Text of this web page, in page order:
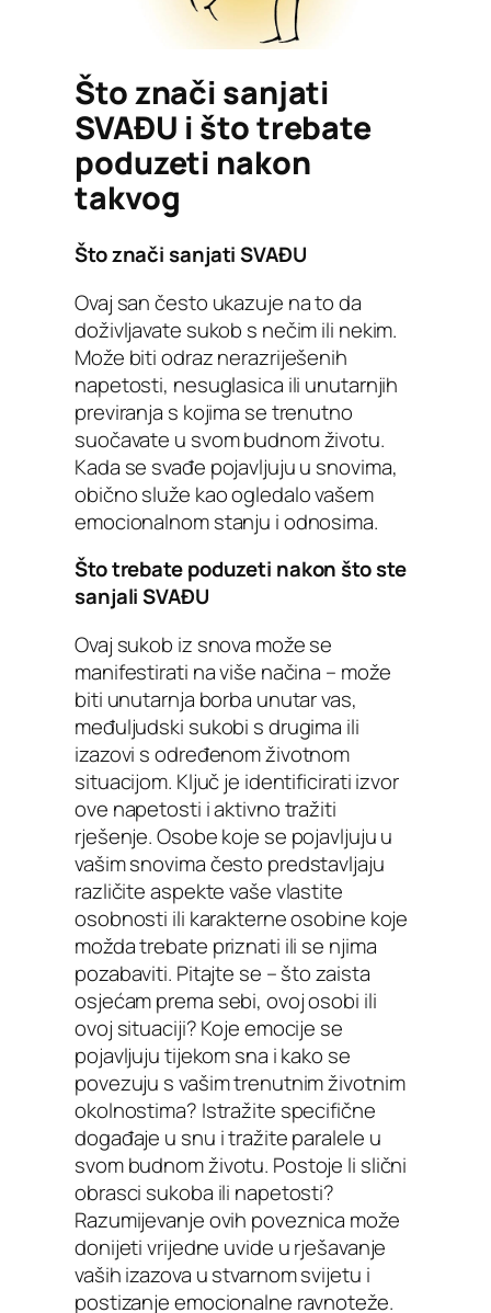
Što znači sanjati
SVAĐU i što trebate
poduzeti nakon
takvog
Što znači sanjati SVAĐU
Ovaj san često ukazuje na to da
doživljavate sukob s nečim ili nekim.
Može biti odraz nerazriješenih
napetosti, nesuglasica ili unutarnjih
previranja s kojima se trenutno
suočavate u svom budnom životu.
Kada se svađe pojavljuju u snovima,
obično služe kao ogledalo vašem
emocionalnom stanju i odnosima.
Što trebate poduzeti nakon što ste
sanjali SVAĐU
Ovaj sukob iz snova može se
manifestirati na više načina – može
biti unutarnja borba unutar vas,
međuljudski sukobi s drugima ili
izazovi s određenom životnom
situacijom. Ključ je identificirati izvor
ove napetosti i aktivno tražiti
rješenje. Osobe koje se pojavljuju u
vašim snovima često predstavljaju
različite aspekte vaše vlastite
osobnosti ili karakterne osobine koje
možda trebate priznati ili se njima
pozabaviti. Pitajte se – što zaista
osjećam prema sebi, ovoj osobi ili
ovoj situaciji? Koje emocije se
pojavljuju tijekom sna i kako se
povezuju s vašim trenutnim životnim
okolnostima? Istražite specifične
događaje u snu i tražite paralele u
svom budnom životu. Postoje li slični
obrasci sukoba ili napetosti?
Razumijevanje ovih poveznica može
donijeti vrijedne uvide u rješavanje
vaših izazova u stvarnom svijetu i
postizanje emocionalne ravnoteže.